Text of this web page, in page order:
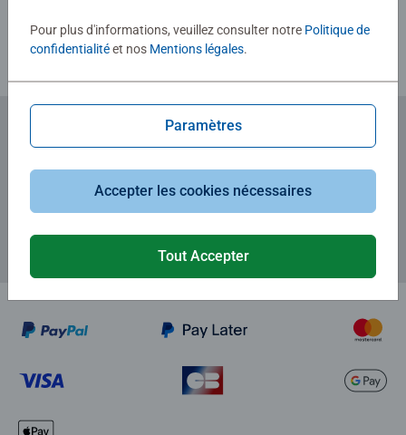
Abonnez-vous à notre newsletter
Pour plus d'informations, veuillez consulter notre Politique de
confidentialitéet nos Mentions légales.
Paramètres
Accepter les cookies nécessaires
Tout Accepter